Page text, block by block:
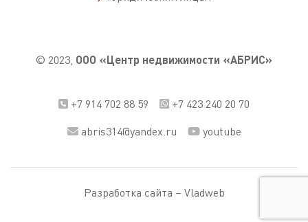
© 2023, ООО «Центр недвижимости «АБРИС»
+7 914 702 88 59
+7 423 240 20 70
abris314@yandex.ru
youtube
Разработка сайта – Vladweb